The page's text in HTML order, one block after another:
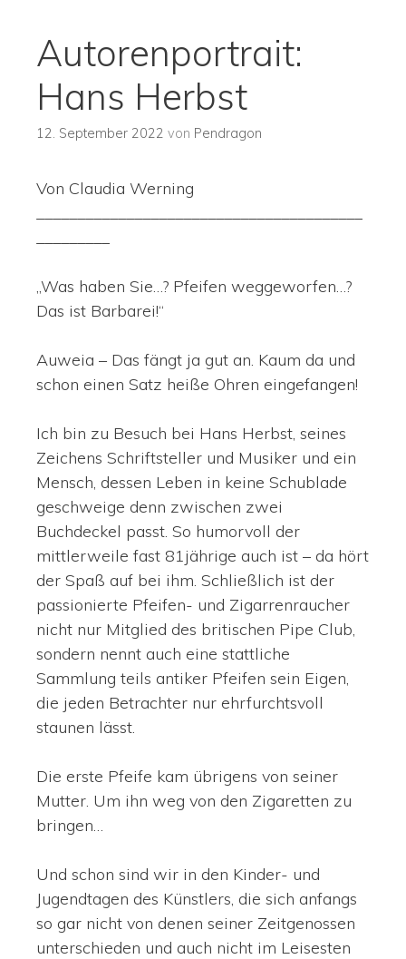
Autorenportrait:
Hans Herbst
12. September 2022 von Pendragon
Von Claudia Werning
„Was haben Sie…? Pfeifen weggeworfen…?
Das ist Barbarei!“
Auweia – Das fängt ja gut an. Kaum da und
schon einen Satz heiße Ohren eingefangen!
Ich bin zu Besuch bei Hans Herbst, seines
Zeichens Schriftsteller und Musiker und ein
Mensch, dessen Leben in keine Schublade
geschweige denn zwischen zwei
Buchdeckel passt. So humorvoll der
mittlerweile fast 81jährige auch ist – da hört
der Spaß auf bei ihm. Schließlich ist der
passionierte Pfeifen- und Zigarrenraucher
nicht nur Mitglied des britischen Pipe Club,
sondern nennt auch eine stattliche
Sammlung teils antiker Pfeifen sein Eigen,
die jeden Betrachter nur ehrfurchtsvoll
staunen lässt.
Die erste Pfeife kam übrigens von seiner
Mutter. Um ihn weg von den Zigaretten zu
bringen…
Und schon sind wir in den Kinder- und
Jugendtagen des Künstlers, die sich anfangs
so gar nicht von denen seiner Zeitgenossen
unterschieden und auch nicht im Leisesten